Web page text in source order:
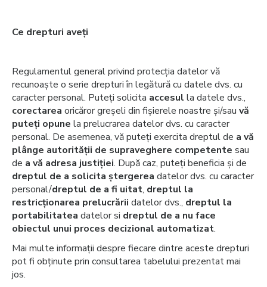
Ce drepturi aveți
Regulamentul general privind protecția datelor vă
recunoaște o serie drepturi în legătură cu datele dvs. cu
caracter personal. Puteți solicita accesul la datele dvs.,
corectarea oricăror greșeli din fișierele noastre și/sau vă
puteți opune la prelucrarea datelor dvs. cu caracter
personal. De asemenea, vă puteți exercita dreptul de a vă
plânge autorității de supraveghere competente sau
de a vă adresa justiției. După caz, puteți beneficia și de
dreptul de a solicita ștergerea datelor dvs. cu caracter
personal/dreptul de a fi uitat, dreptul la
restricționarea prelucrării datelor dvs., dreptul la
portabilitatea datelor si dreptul de a nu face
obiectul unui proces decizional automatizat.
Mai multe informații despre fiecare dintre aceste drepturi
pot fi obținute prin consultarea tabelului prezentat mai
jos.